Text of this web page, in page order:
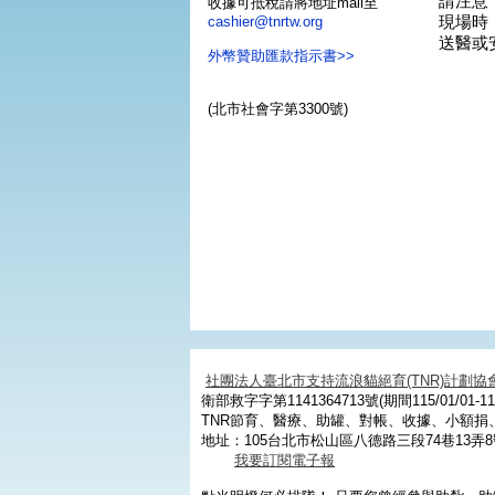
cashier@tnrtw.org
外幣贊助匯款指示書>>
(北市社會字第3300號)
現場時
送醫或
社團法人臺北市支持流浪貓絕育(TNR)計劃協
衛部救字字第1141364713號(期間115/01/01-
TNR節育、醫療、助罐、對帳、收據、小額
地址：105台北市松山區八德路三段74巷13弄
我要訂閱電子報